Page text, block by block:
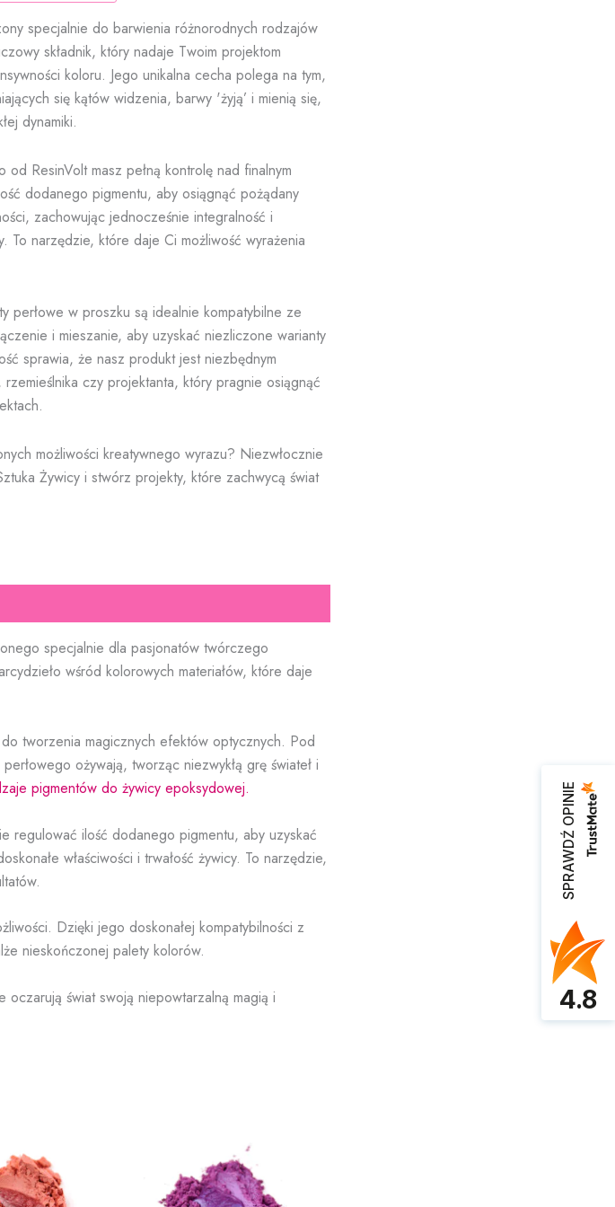
specjalnie do barwienia różnorodnych rodzajów
składnik, który nadaje Twoim projektom
koloru. Jego unikalna cecha polega na tym,
się kątów widzenia, barwy 'żyją’ i mienią się,
dynamiki.
ResinVolt masz pełną kontrolę nad finalnym
dodanego pigmentu, aby osiągnąć pożądany
zachowując jednocześnie integralność i
To narzędzie, które daje Ci możliwość wyrażenia
perłowe w proszku są idealnie kompatybilne ze
i mieszanie, aby uzyskać niezliczone warianty
sprawia, że nasz produkt jest niezbędnym
czy projektanta, który pragnie osiągnąć
możliwości kreatywnego wyrazu? Niezwłocznie
Żywicy i stwórz projekty, które zachwycą świat
specjalnie dla pasjonatów twórczego
wśród kolorowych materiałów, które daje
tworzenia magicznych efektów optycznych. Pod
ożywają, tworząc niezwykłą grę świateł i
pigmentów do żywicy epoksydowej.
regulować ilość dodanego pigmentu, aby uzyskać
właściwości i trwałość żywicy. To narzędzie,
Dzięki jego doskonałej kompatybilności z
nieskończonej palety kolorów.
świat swoją niepowtarzalną magią i
SPRAWDŹ OPINIE
4.8